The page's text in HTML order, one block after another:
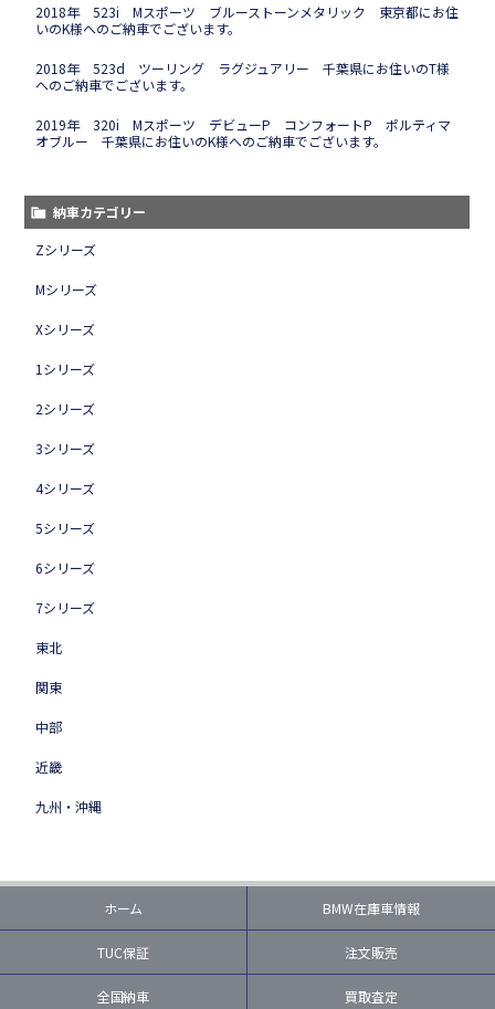
2018年 523i Mスポーツ ブルーストーンメタリック 東京都にお住
いのK様へのご納車でございます。
2018年 523d ツーリング ラグジュアリー 千葉県にお住いのT様
へのご納車でございます。
2019年 320i Mスポーツ デビューP コンフォートP ポルティマ
オブルー 千葉県にお住いのK様へのご納車でございます。
納車カテゴリー
Zシリーズ
Mシリーズ
Xシリーズ
1シリーズ
2シリーズ
3シリーズ
4シリーズ
5シリーズ
6シリーズ
7シリーズ
東北
関東
中部
近畿
九州・沖縄
ホーム BMW在庫車情報
TUC保証 注文販売
全国納車 買取査定